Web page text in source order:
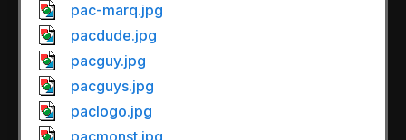
pac-marq.jpg
pacdude.jpg
pacguy.jpg
pacguys.jpg
paclogo.jpg
pacmonst.jpg